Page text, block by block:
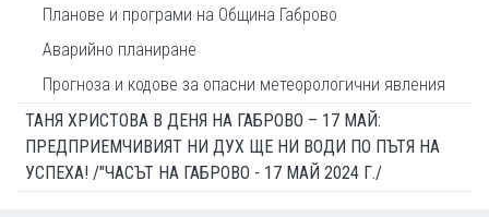
Планове и програми на Община Габрово
Аварийно планиране
Прогноза и кодове за опасни метеорологични явления
ТАНЯ ХРИСТОВА В ДЕНЯ НА ГАБРОВО – 17 МАЙ:
ПРЕДПРИЕМЧИВИЯТ НИ ДУХ ЩЕ НИ ВОДИ ПО ПЪТЯ НА
УСПЕХА! /"ЧАСЪТ НА ГАБРОВО - 17 МАЙ 2024 Г./